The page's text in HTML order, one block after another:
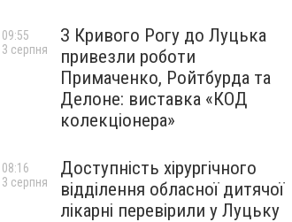
З Кривого Рогу до Луцька
привезли роботи
Примаченко, Ройтбурда та
Делоне: виставка «КОД
колекціонера»
09:55
3 серпня
Доступність хірургічного
відділення обласної дитячої
лікарні перевірили у Луцьку
08:16
3 серпня